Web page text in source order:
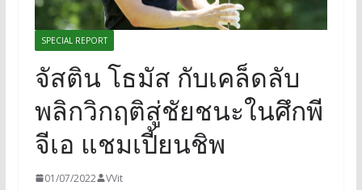
SPECIAL REPORT
จัสติน โธมัส กับเคล็ดลับ
พลิกวิกฤติสู่ชัยชนะในศึกพี
จีเอ แชมเปี้ยนชิพ
01/07/2022 VVit